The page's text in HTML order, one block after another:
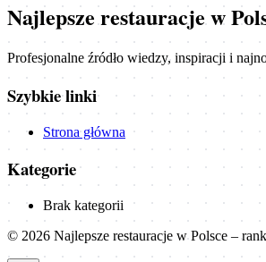
Najlepsze restauracje w
Profesjonalne źródło wiedzy, inspiracji i
Szybkie linki
Strona główna
Kategorie
Brak kategorii
© 2026 Najlepsze restauracje w Polsce –